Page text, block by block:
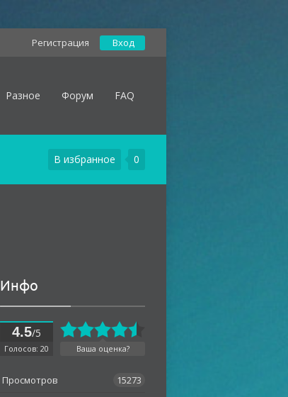
Регистрация Вход
Разное Форум FAQ
0
В избранное
Инфо
4.5/5
Голосов: 20 Ваша оценка?
Просмотров
15273